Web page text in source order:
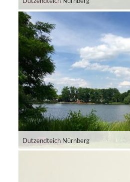
Dutzendteich Nürnberg